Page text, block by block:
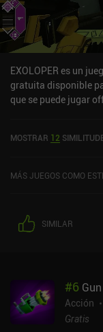
EXOLOPER es un
gratuita disponible
que se puede jugar
MOSTRAR 12
MÁS JUEGOS COMO
SIMILAR
#6
Acción
Gratis